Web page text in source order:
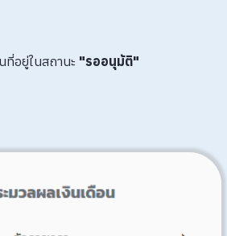
ที่อยู่ในสถานะ "รออนุมัติ"